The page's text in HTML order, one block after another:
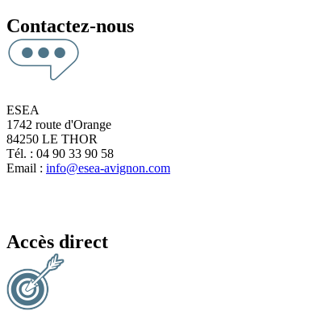
Contactez-nous
ESEA
1742 route d'Orange
84250 LE THOR
Tél. : 04 90 33 90 58
Email : info@esea-avignon.com
Accès direct